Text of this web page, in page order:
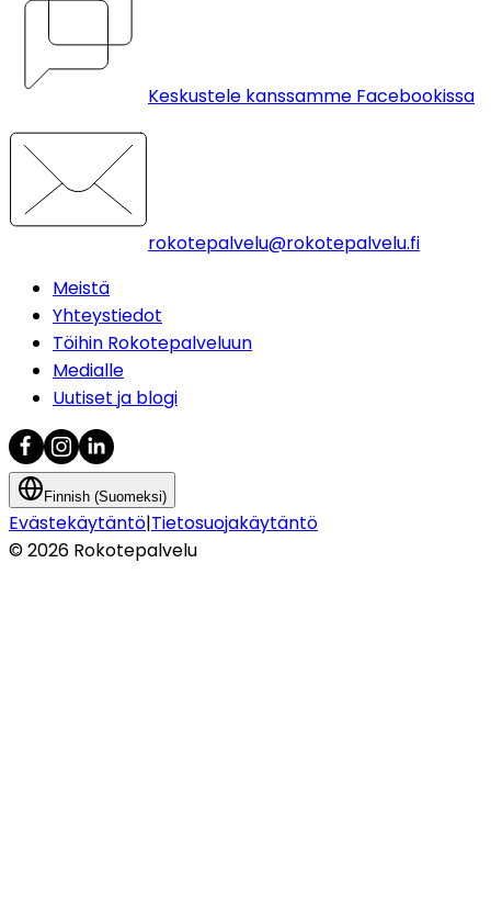
Keskustele kanssamme Facebookissa
rokotepalvelu@rokotepalvelu.fi
Meistä
Yhteystiedot
Töihin Rokotepalveluun
Medialle
Uutiset ja blogi
Finnish (Suomeksi)
Evästekäytäntö|Tietosuojakäytäntö
©2026 Rokotepalvelu